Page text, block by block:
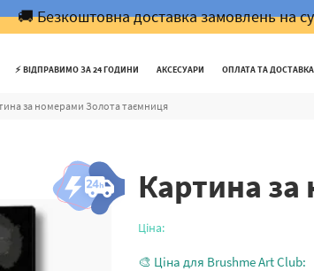
🚚 Безкоштовна доставка замовлень на
⚡️ ВІДПРАВИМО ЗА 24 ГОДИНИ АКСЕСУАРИ ОПЛАТА ТА ДОСТАВКА
за номерами Золота таємниця
Картина
Ціна:
🎨 Ціна для Brushme Art Club: